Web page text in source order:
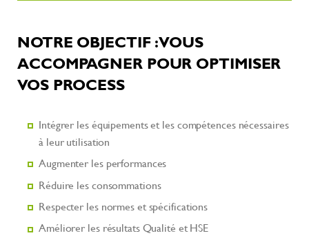
NOTRE OBJECTIF : VOUS
ACCOMPAGNER POUR OPTIMISER
VOS PROCESS
Intégrer les équipements et les compétences nécessaires
à leur utilisation
Augmenter les performances
Réduire les consommations
Respecter les normes et spécifications
Améliorer les résultats Qualité et HSE